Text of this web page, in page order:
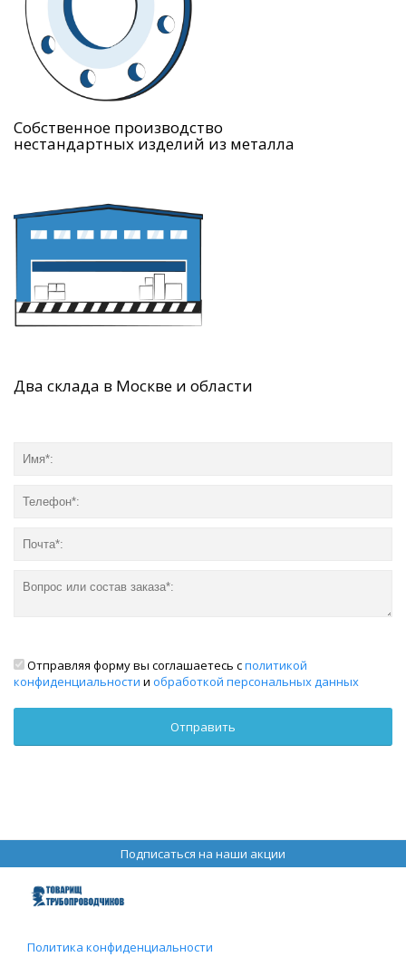
Собственное производство
нестандартных изделий из металла
Два склада в Москве и области
Отправляя форму вы соглашаетесь сполитикой
конфиденциальности и обработкой персональных данных
Подписаться на наши акции
Политика конфиденциальности